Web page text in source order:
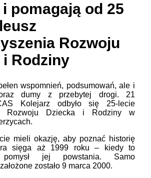
i pomagają od 25
Rozwoju
i Rodziny
wspomnień, podsumowań, ale i
dumy z przebytej drogi. 21
Kolejarz odbyło się 25-lecie
Rozwoju Dziecka i Rodziny w
mieli okazję, aby poznać historię
sięga aż 1999 roku – kiedy to
jej powstania. Samo
zostało 9 marca 2000.